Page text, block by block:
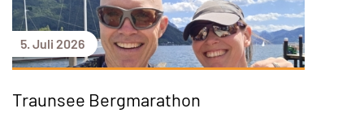
5. Juli 2026
Traunsee Bergmarathon